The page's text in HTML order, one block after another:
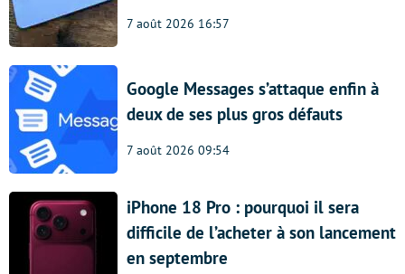
7 août 2026 16:57
Google Messages s’attaque enfin à
deux de ses plus gros défauts
7 août 2026 09:54
iPhone 18 Pro : pourquoi il sera
difficile de l’acheter à son lancement
en septembre